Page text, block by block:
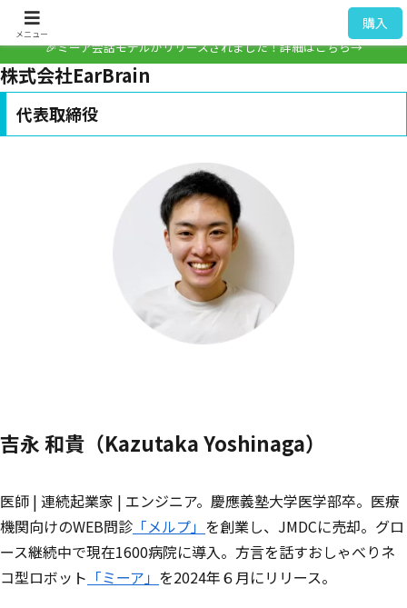
🎉ミーア会話モデルがリリースされました！詳細はこちら→
株式会社EarBrain
代表取締役
吉永 和貴（Kazutaka Yoshinaga）
医師 | 連続起業家 | エンジニア。慶應義塾大学医学部卒。医療
機関向けのWEB問診 「メルプ」 を創業し、JMDCに売却。グロ
ース継続中で現在1600病院に導入。方言を話すおしゃべりネ
コ型ロボット 「ミーア」 を2024年６月にリリース。
メニュー
購入